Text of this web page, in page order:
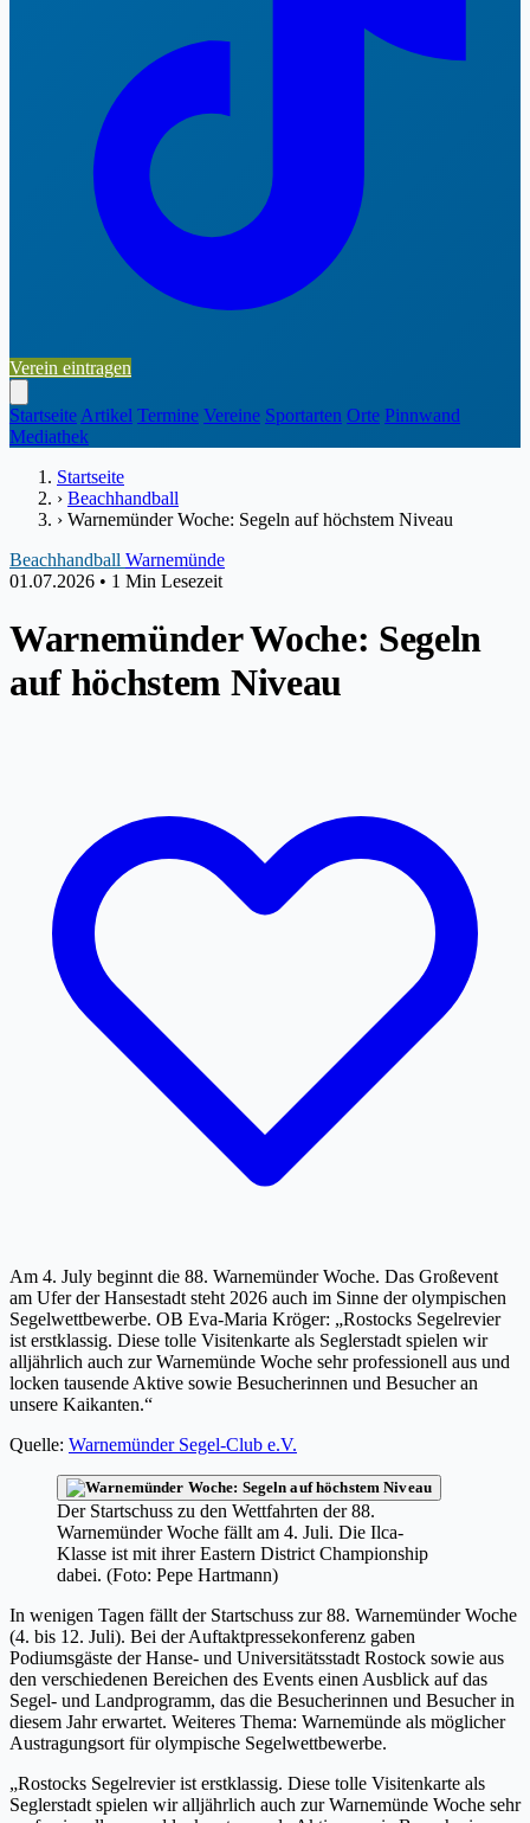
Verein eintragen
Startseite Artikel Termine Vereine Sportarten Orte Pinnwand
Mediathek
Startseite
› Beachhandball
› Warnemünder Woche: Segeln auf höchstem Niveau
Beachhandball Warnemünde
01.07.2026 • 1 Min Lesezeit
Warnemünder Woche: Segeln
auf höchstem Niveau
Am 4. July beginnt die 88. Warnemünder Woche. Das Großevent
am Ufer der Hansestadt steht 2026 auch im Sinne der olympischen
Segelwettbewerbe. OB Eva-Maria Kröger: „Rostocks Segelrevier
ist erstklassig. Diese tolle Visitenkarte als Seglerstadt spielen wir
alljährlich auch zur Warnemünde Woche sehr professionell aus und
locken tausende Aktive sowie Besucherinnen und Besucher an
unsere Kaikanten.“
Quelle: Warnemünder Segel-Club e.V.
Der Startschuss zu den Wettfahrten der 88.
Warnemünder Woche fällt am 4. Juli. Die Ilca-
Klasse ist mit ihrer Eastern District Championship
dabei. (Foto: Pepe Hartmann)
In wenigen Tagen fällt der Startschuss zur 88. Warnemünder Woche
(4. bis 12. Juli). Bei der Auftaktpressekonferenz gaben
Podiumsgäste der Hanse- und Universitätsstadt Rostock sowie aus
den verschiedenen Bereichen des Events einen Ausblick auf das
Segel- und Landprogramm, das die Besucherinnen und Besucher in
diesem Jahr erwartet. Weiteres Thema: Warnemünde als möglicher
Austragungsort für olympische Segelwettbewerbe.
„Rostocks Segelrevier ist erstklassig. Diese tolle Visitenkarte als
Seglerstadt spielen wir alljährlich auch zur Warnemünde Woche sehr